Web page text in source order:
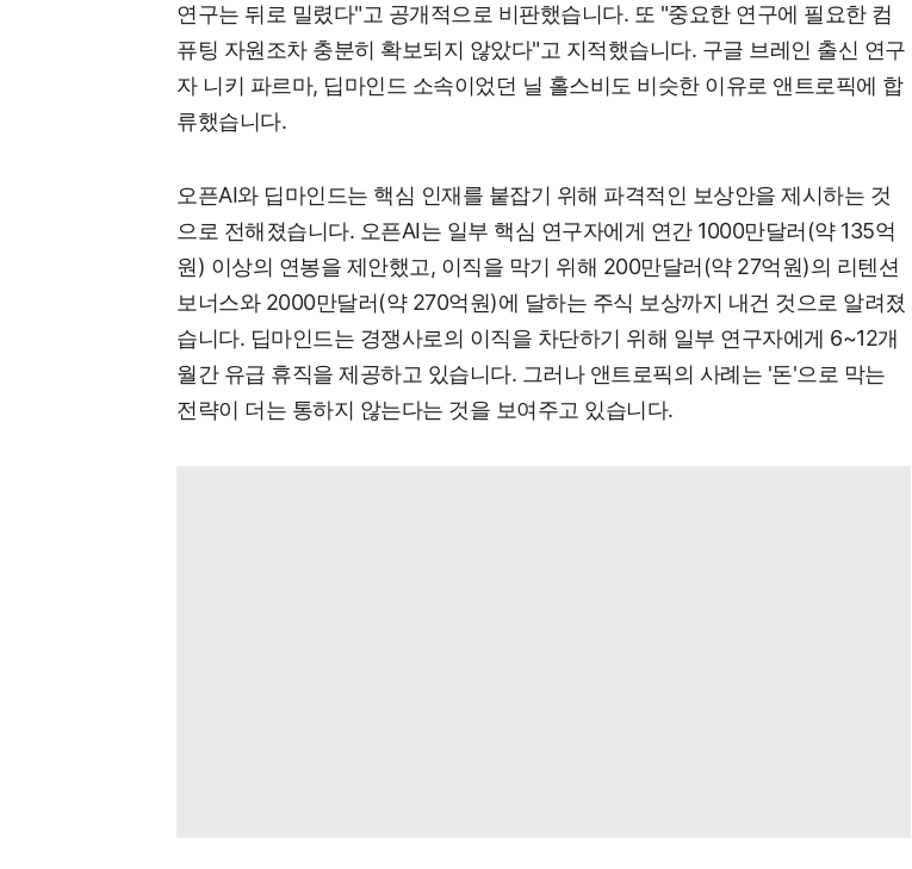
연구는 뒤로 밀렸다"고 공개적으로 비판했습니다. 또 "중요한 연구에 필요한 컴
퓨팅 자원조차 충분히 확보되지 않았다"고 지적했습니다. 구글 브레인 출신 연구
자 니키 파르마, 딥마인드 소속이었던 닐 홀스비도 비슷한 이유로 앤트로픽에 합
류했습니다.
오픈AI와 딥마인드는 핵심 인재를 붙잡기 위해 파격적인 보상안을 제시하는 것
으로 전해졌습니다. 오픈AI는 일부 핵심 연구자에게 연간 1000만달러(약 135억
원) 이상의 연봉을 제안했고, 이직을 막기 위해 200만달러(약 27억원)의 리텐션
보너스와 2000만달러(약 270억원)에 달하는 주식 보상까지 내건 것으로 알려졌
습니다. 딥마인드는 경쟁사로의 이직을 차단하기 위해 일부 연구자에게 6~12개
월간 유급 휴직을 제공하고 있습니다. 그러나 앤트로픽의 사례는 '돈'으로 막는
전략이 더는 통하지 않는다는 것을 보여주고 있습니다.